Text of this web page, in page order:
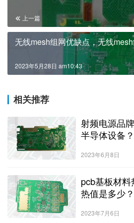
上一篇
无线mesh组网优缺点，无线
2023年5月28日 am10:43
相关推荐
射频电源品
半导体设备？
2023年6月8日
pcb基板材
热值是多少？
2023年7月6日